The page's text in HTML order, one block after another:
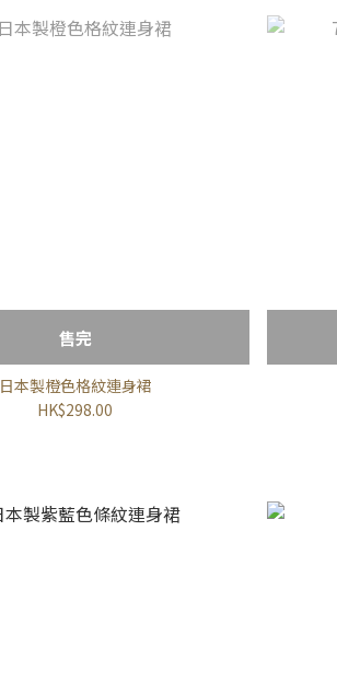
售完
日本製橙色格紋連身裙
HK$298.00